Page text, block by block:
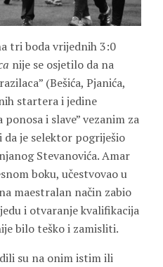
tri boda vrijednih 3:0
nije se osjetilo da na
(Bešića, Pjanića,
startera i jedine
i slave” vezanim za
da je selektor pogriješio
Stevanovića. Amar
boku, učestvovao u
maestralan način zabio
i otvaranje kvalifikacija
bilo teško i zamisliti.
su na onim istim ili